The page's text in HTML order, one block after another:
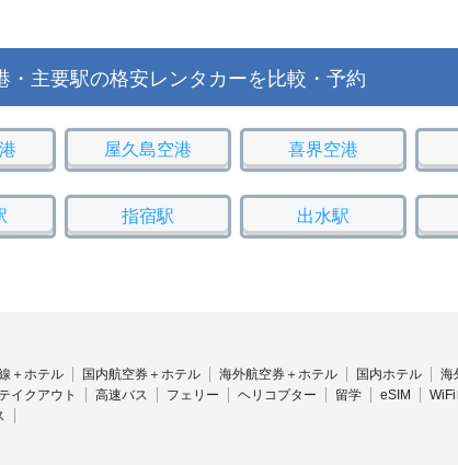
・主要駅の格安レンタカーを比較・予約
屋久島空港 喜界空港
指宿駅 出水駅